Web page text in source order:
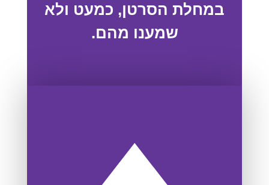
במחלת הסרטן, כמעט ולא
שמענו מהם.